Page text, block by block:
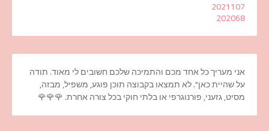
2021107
202068
אני מעריך כל אחד מכם והתמיכה שלכם חשובים לי מאוד. תודה
על שהיית כאן". לא תמצאו בקבוצה תוכן פוגע, משפיל, מבזה,
מסיט, גזעני, פורנוגרפי או בלתי חוקי בכל צורה אחרת. 🌹🌹🌹